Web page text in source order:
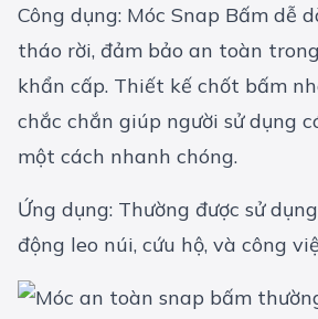
Công dụng: Móc Snap Bấm dễ
tháo rời, đảm bảo an toàn
khẩn cấp. Thiết kế chốt bấm
chắc chắn giúp người sử dụng
một cách nhanh chóng.
Ứng dụng: Thường được sử
động leo núi, cứu hộ, và công